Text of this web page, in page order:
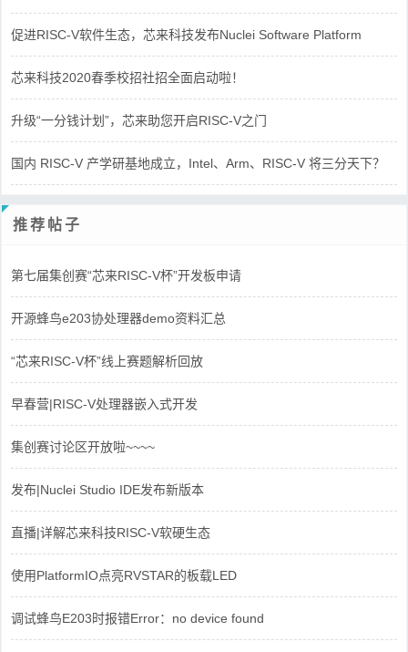
促进RISC-V软件生态，芯来科技发布Nuclei Software Platform
芯来科技2020春季校招社招全面启动啦！
升级“一分钱计划”，芯来助您开启RISC-V之门
国内 RISC-V 产学研基地成立，Intel、Arm、RISC-V 将三分天下？
推荐帖子
第七届集创赛“芯来RISC-V杯”开发板申请
开源蜂鸟e203协处理器demo资料汇总
“芯来RISC-V杯”线上赛题解析回放
早春营|RISC-V处理器嵌入式开发
集创赛讨论区开放啦~~~~
发布|Nuclei Studio IDE发布新版本
直播|详解芯来科技RISC-V软硬生态
使用PlatformIO点亮RVSTAR的板载LED
调试蜂鸟E203时报错Error：no device found